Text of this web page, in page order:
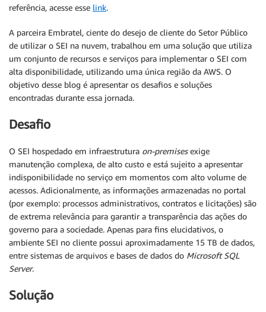
referência, acesse esse link.
A parceira Embratel, ciente do desejo de cliente do Setor Público
de utilizar o SEI na nuvem, trabalhou em uma solução que utiliza
um conjunto de recursos e serviços para implementar o SEI com
alta disponibilidade, utilizando uma única região da AWS. O
objetivo desse blog é apresentar os desafios e soluções
encontradas durante essa jornada.
Desafio
O SEI hospedado em infraestrutura on-premisesexige
manutenção complexa, de alto custo e está sujeito a apresentar
indisponibilidade no serviço em momentos com alto volume de
acessos. Adicionalmente, as informações armazenadas no portal
(por exemplo: processos administrativos, contratos e licitações) são
de extrema relevância para garantir a transparência das ações do
governo para a sociedade. Apenas para fins elucidativos, o
ambiente SEI no cliente possui aproximadamente 15 TB de dados,
entre sistemas de arquivos e bases de dados do Microsoft SQL
Server.
Solução